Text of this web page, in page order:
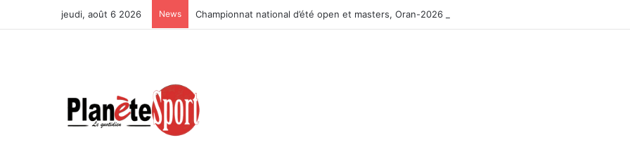
jeudi, août 6 2026 News Championnat national d’été open et masters, Oran-2026 — Le CRB s’adjuge le titre